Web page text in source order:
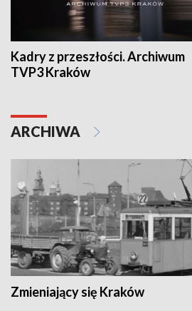
Kadry z przeszłości. Archiwum
TVP3 Kraków
ARCHIWA
Zmieniający się Kraków